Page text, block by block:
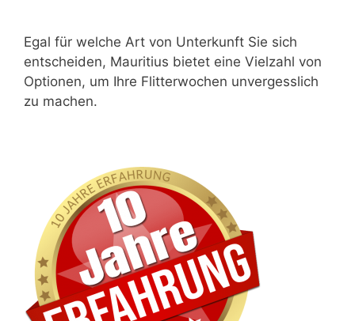
Egal für welche Art von Unterkunft Sie sich
entscheiden, Mauritius bietet eine Vielzahl von
Optionen, um Ihre Flitterwochen unvergesslich
zu machen.